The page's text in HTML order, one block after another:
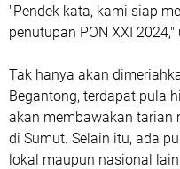
"Pendek kata, kami siap
penutupan PON XXI
Tak hanya akan
Begantong, terdapat pula
akan membawakan tarian
di Sumut. Selain itu, ada
lokal maupun nasional